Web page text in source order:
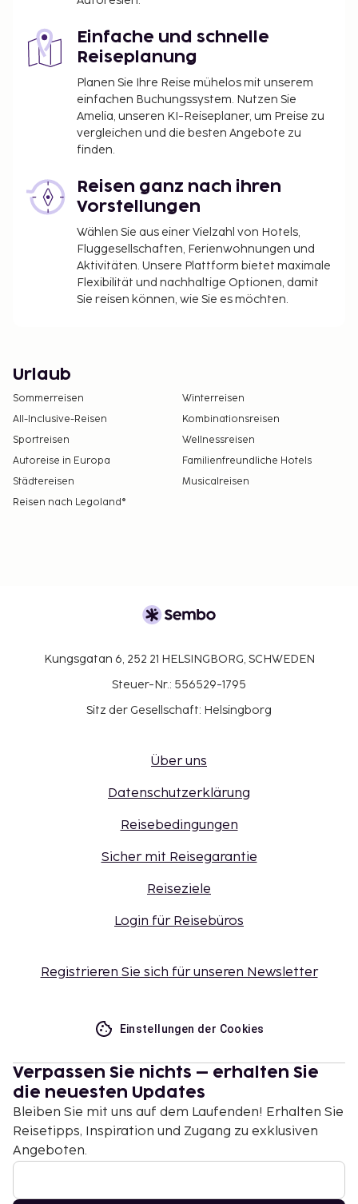
Einfache und schnelle
Reiseplanung
Planen Sie Ihre Reise mühelos mit unserem
einfachen Buchungssystem. Nutzen Sie
Amelia, unseren KI-Reiseplaner, um Preise zu
vergleichen und die besten Angebote zu
finden.
Reisen ganz nach ihren
Vorstellungen
Wählen Sie aus einer Vielzahl von Hotels,
Fluggesellschaften, Ferienwohnungen und
Aktivitäten. Unsere Plattform bietet maximale
Flexibilität und nachhaltige Optionen, damit
Sie reisen können, wie Sie es möchten.
Urlaub
Sommerreisen
Winterreisen
All-Inclusive-Reisen
Kombinationsreisen
Sportreisen
Wellnessreisen
Autoreise in Europa
Familienfreundliche Hotels
Städtereisen
Musicalreisen
Reisen nach Legoland®
Kungsgatan 6, 252 21 HELSINGBORG, SCHWEDEN
Steuer-Nr.: 556529-1795
Sitz der Gesellschaft: Helsingborg
Über uns
Datenschutzerklärung
Reisebedingungen
Sicher mit Reisegarantie
Reiseziele
Login für Reisebüros
Registrieren Sie sich für unseren Newsletter
Einstellungen der Cookies
Verpassen Sie nichts – erhalten Sie
die neuesten Updates
Bleiben Sie mit uns auf dem Laufenden! Erhalten Sie
Reisetipps, Inspiration und Zugang zu exklusiven
Angeboten.